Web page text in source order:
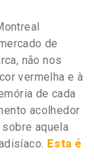
de
não nos
vermelha e à
de cada
acolhedor
aquela
Esta é